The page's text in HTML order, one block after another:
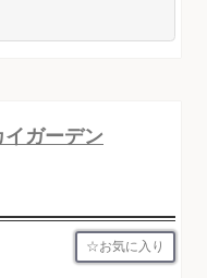
ガーデン
お気に入り